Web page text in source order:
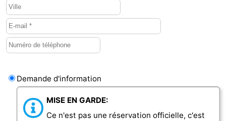
Zwin
Demande d'information
MISE EN GARDE:
Ce n'est pas une réservation officielle, c'est